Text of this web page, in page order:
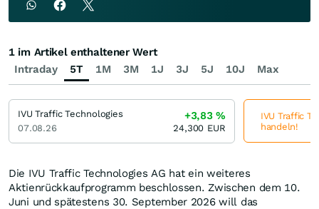
Die IVU Traffic Technologies AG hat ein weiteres
Aktienrückkaufprogramm beschlossen. Zwischen dem 10.
Juni und spätestens 30. September 2026 will das
Intraday 5T 1M 3M 1J 3J 5J 10J Max
1 im Artikel enthaltener Wert
IVU Traffic Technologies
07.08.26
+3,83%
24,300 EUR
IVU Traffic
handeln!